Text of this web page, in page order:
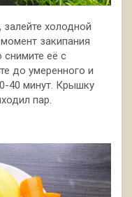
холодной
закипания
снимите её с
до умеренного и
40 минут. Крышку
пар.